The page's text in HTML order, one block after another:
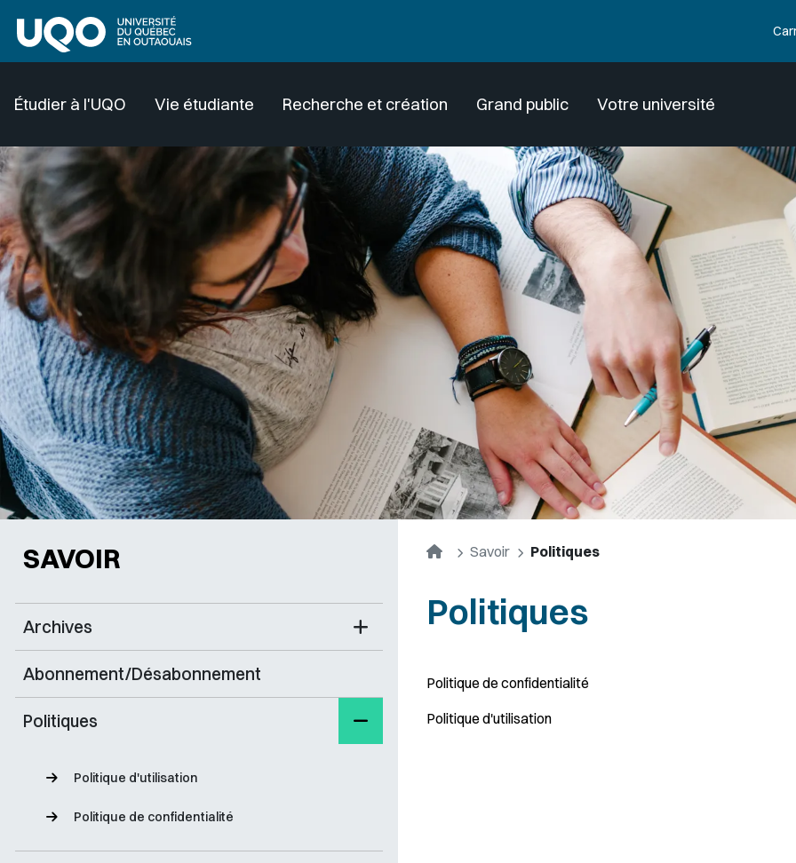
Étudier à l'UQO Vie étudiante Recherche et création Grand public Votre université
SAVOIR
Archives
Abonnement/Désabonnement
Politiques
Politique d'utilisation
Politique de confidentialité
AccueilSavoir Politiques
Politiques
Politique de confidentialité
Politique d'utilisation